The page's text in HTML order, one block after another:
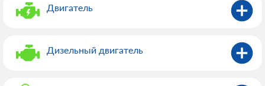
Двигатель
Дизельный двигатель